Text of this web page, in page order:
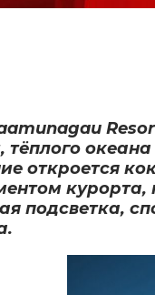
тёплого
откроется
курорта,
подсветка,